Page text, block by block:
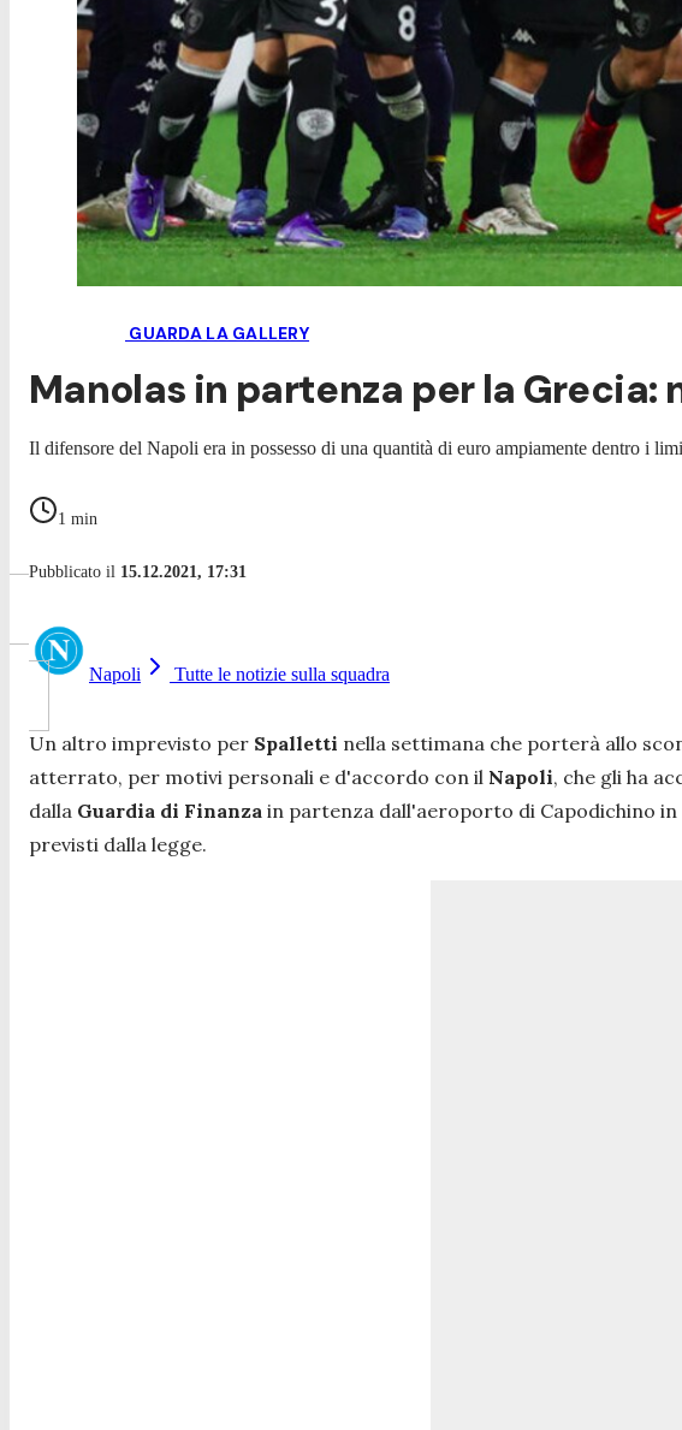
GUARDA LA GALLERY
Manolas in partenza per la
Il difensore del Napoli era in possesso di una quantità di euro ampiamente dentro i
1 min
Pubblicato il 15.12.2021, 17:31
Napoli Tutte le notizie sulla squadra
Un altro imprevisto per Spalletti nella settimana che porterà allo
atterrato, per motivi personali e d'accordo con il Napoli, che gli ha
dalla Guardia di Finanza in partenza dall'aeroporto di Capodichino
previsti dalla legge.